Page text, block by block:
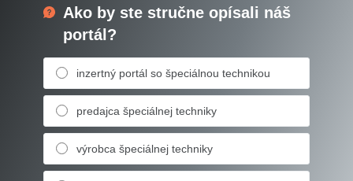
Ako by ste stručne opísali náš
portál?
inzertný portál so špeciálnou technikou
predajca špeciálnej techniky
výrobca špeciálnej techniky